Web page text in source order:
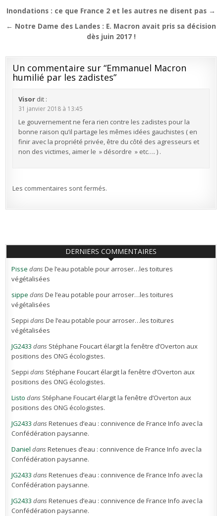
Navigation
de
Inondations : ce que France 2 et les autres ne disent pas →
← Notre Dame des Landes : E. Macron avait pris sa décision
dès juin 2017 !
Un commentaire sur “Emmanuel Macron
humilié par les zadistes”
Visor dit :
31 janvier 2018 à 13:45
Le gouvernement ne fera rien contre les zadistes pour la
bonne raison qu’il partage les mêmes idées gauchistes ( en
finir avec la propriété privée, être du côté des agresseurs et
non des victimes, aimer le » désordre » etc…. ) .
Les commentaires sont fermés.
DERNIERS COMMENTAIRES
Pisse dansDe l’eau potable pour arroser…les toitures
végétalisées
sippe dansDe l’eau potable pour arroser…les toitures
végétalisées
Seppi dansDe l’eau potable pour arroser…les toitures
végétalisées
JG2433 dans Stéphane Foucart élargit la fenêtre d’Overton aux
positions des ONG écologistes.
Seppi dans Stéphane Foucart élargit la fenêtre d’Overton aux
positions des ONG écologistes.
Listo dans Stéphane Foucart élargit la fenêtre d’Overton aux
positions des ONG écologistes.
JG2433 dansRetenues d’eau : connivence de France Info avec la
Confédération paysanne.
Daniel dansRetenues d’eau : connivence de France Info avec la
Confédération paysanne.
JG2433 dansRetenues d’eau : connivence de France Info avec la
Confédération paysanne.
JG2433 dansRetenues d’eau : connivence de France Info avec la
Confédération paysanne.